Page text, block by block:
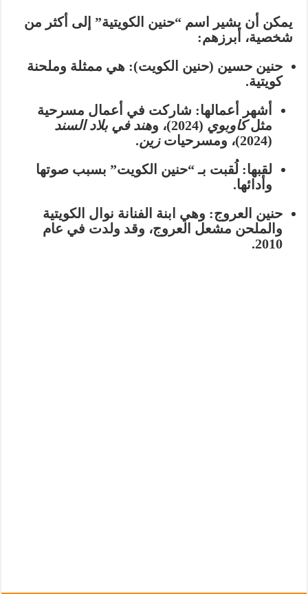
يمكن أن يشير اسم “حنين الكويتية” إلى أكثر من
شخصية، أبرزهم:
حنين حسين (حنين الكويت): هي ممثلة وملحنة
كويتية.
أشهر أعمالها: شاركت في أعمال مسرحية
مثلكاوبوي (2024)، و
هند في بلاد السند
(2024)، ومسرحيات
زين.
لقبها: لُقبت بـ “حنين الكويت” بسبب صوتها
وأدائها.
حنين العروج: وهي ابنة الفنانة نوال الكويتية
والملحن مشعل العروج، وقد ولدت في عام
2010.